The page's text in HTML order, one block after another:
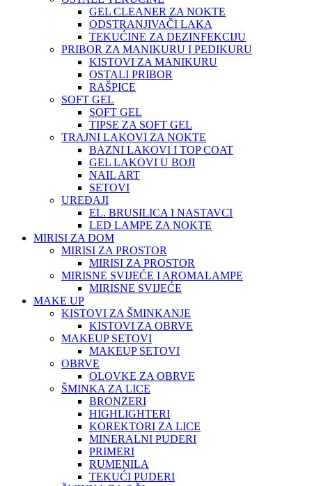
GEL CLEANER ZA NOKTE
ODSTRANJIVAČI LAKA
TEKUĆINE ZA DEZINFEKCIJU
PRIBOR ZA MANIKURU I PEDIKURU
KISTOVI ZA MANIKURU
OSTALI PRIBOR
RAŠPICE
SOFT GEL
SOFT GEL
TIPSE ZA SOFT GEL
TRAJNI LAKOVI ZA NOKTE
BAZNI LAKOVI I TOP COAT
GEL LAKOVI U BOJI
NAIL ART
SETOVI
UREĐAJI
EL. BRUSILICA I NASTAVCI
LED LAMPE ZA NOKTE
MIRISI ZA DOM
MIRISI ZA PROSTOR
MIRISI ZA PROSTOR
MIRISNE SVIJEĆE I AROMALAMPE
MIRISNE SVIJEĆE
MAKE UP
KISTOVI ZA ŠMINKANJE
KISTOVI ZA OBRVE
MAKEUP SETOVI
MAKEUP SETOVI
OBRVE
OLOVKE ZA OBRVE
ŠMINKA ZA LICE
BRONZERI
HIGHLIGHTERI
KOREKTORI ZA LICE
MINERALNI PUDERI
PRIMERI
RUMENILA
TEKUĆI PUDERI